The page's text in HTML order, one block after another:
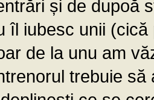
și de dupoă
îl iubesc unii
de la unu am
trebuie